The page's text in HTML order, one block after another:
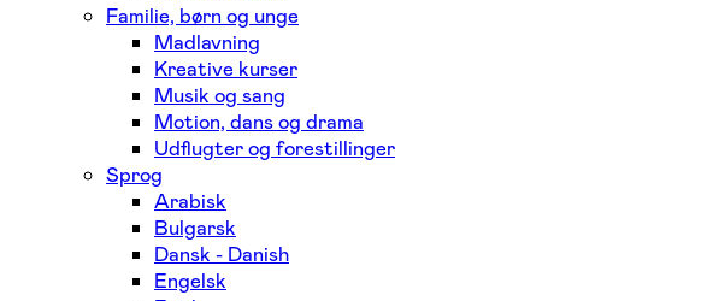
Familie, børn og unge
Madlavning
Kreative kurser
Musik og sang
Motion, dans og drama
Udflugter og forestillinger
Sprog
Arabisk
Bulgarsk
Dansk - Danish
Engelsk